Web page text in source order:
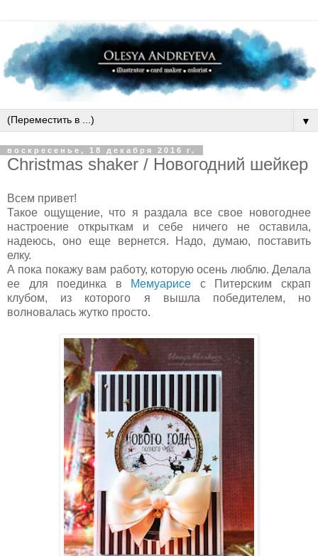
▼
воскресенье, 18 декабря 2016 г.
Christmas shaker / Новогодний шейкер
Всем привет!
Такое ощущение, что я раздала все свое новогоднее
настроение открыткам и себе ничего не оставила,
надеюсь, оно еще вернется. Надо, думаю, поставить
елку.
А пока покажу вам работу, которую осень люблю. Делала
ее для поединка в
Мемуарисе с Питерским скрап
клубом, из которого я вышла победителем, но
волновалась жутко просто.